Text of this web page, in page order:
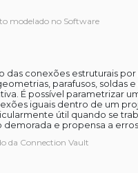
modelado no Software
das conexões estruturais
parafusos, soldas
É possível parametrizar
iguais dentro de um
útil quando se
e propensa a
da Connection Vault